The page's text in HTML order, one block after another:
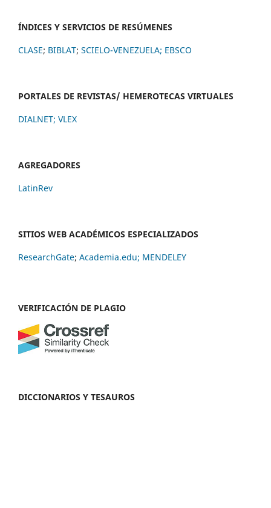
ÍNDICES Y SERVICIOS DE RESÚMENES
CLASE; BIBLAT; SCIELO-VENEZUELA; EBSCO
PORTALES DE REVISTAS/ HEMEROTECAS VIRTUALES
DIALNET; VLEX
AGREGADORES
LatinRev
SITIOS WEB ACADÉMICOS ESPECIALIZADOS
ResearchGate; Academia.edu; MENDELEY
VERIFICACIÓN DE PLAGIO
DICCIONARIOS Y TESAUROS